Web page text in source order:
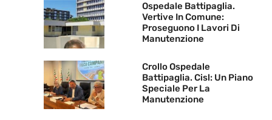
Ospedale Battipaglia.
Vertive In Comune:
Proseguono I Lavori Di
Manutenzione
Crollo Ospedale
Battipaglia. Cisl: Un Piano
Speciale Per La
Manutenzione